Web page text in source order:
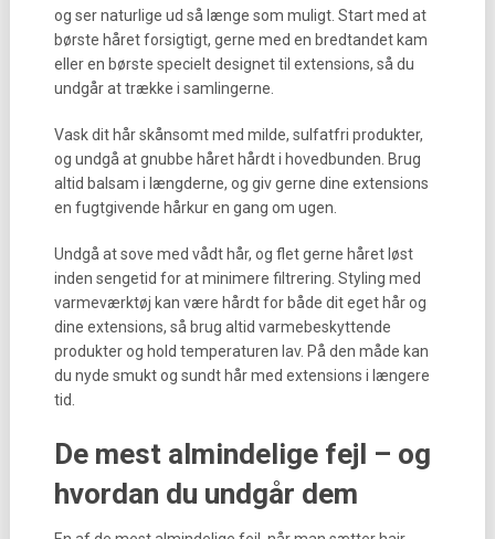
og ser naturlige ud så længe som muligt. Start med at
børste håret forsigtigt, gerne med en bredtandet kam
eller en børste specielt designet til extensions, så du
undgår at trække i samlingerne.
Vask dit hår skånsomt med milde, sulfatfri produkter,
og undgå at gnubbe håret hårdt i hovedbunden. Brug
altid balsam i længderne, og giv gerne dine extensions
en fugtgivende hårkur en gang om ugen.
Undgå at sove med vådt hår, og flet gerne håret løst
inden sengetid for at minimere filtrering. Styling med
varmeværktøj kan være hårdt for både dit eget hår og
dine extensions, så brug altid varmebeskyttende
produkter og hold temperaturen lav. På den måde kan
du nyde smukt og sundt hår med extensions i længere
tid.
De mest almindelige fejl – og
hvordan du undgår dem